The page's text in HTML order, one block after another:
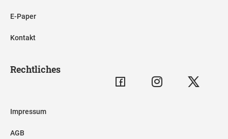
E-Paper
Kontakt
Rechtliches
Impressum
AGB